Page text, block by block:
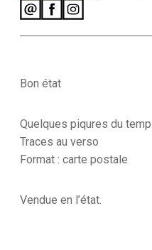
Leroux
-
Edition
Militaire
Hussards
Bon état
Quelques piqures du
Traces au verso
Format : carte postale
Vendue en l’état.